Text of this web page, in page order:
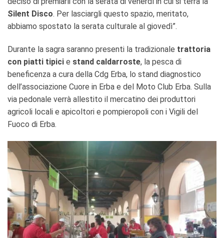
Silent Disco. Per lasciargli questo spazio, meritato,
abbiamo spostato la serata culturale al giovedì”.
Durante la sagra saranno presenti la tradizionale trattoria
con piatti tipici e stand caldarroste, la pesca di
beneficenza a cura della Cdg Erba, lo stand diagnostico
dell’associazione Cuore in Erba e del Moto Club Erba. Sulla
via pedonale verrà allestito il mercatino dei produttori
agricoli locali e apicoltori e pompieropoli con i Vigili del
Fuoco di Erba.